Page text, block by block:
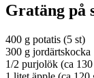
Gratäng på
400 g potatis (5 st)
300 g jordärtskocka
1/2 purjolök (ca